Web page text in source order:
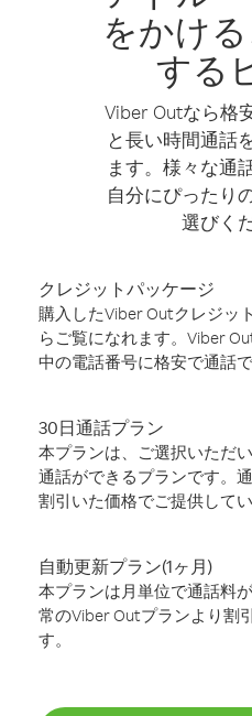
をかけ
する
Viber Outなら格
と長い時間通話
ます。様々な通
自分にぴったり
選びく
クレジットパッケージ
購入したViber Outクレジッ
らご覧になれます。Viber
中の電話番号に格安で通話で
30日通話プラン
本プランは、ご選択いただ
通話ができるプランです。
割引いた価格でご提供してい
自動更新プラン(1ヶ月)
本プランは月単位で通話料
常のViber Outプランより割
す。